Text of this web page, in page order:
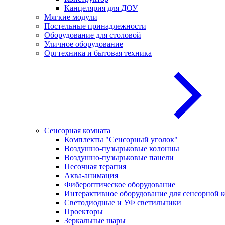
Канцелярия для ДОУ
Мягкие модули
Постельные принадлежности
Оборудование для столовой
Уличное оборудование
Оргтехника и бытовая техника
Сенсорная комната
Комплекты "Сенсорный уголок"
Воздушно-пузырьковые колонны
Воздушно-пузырьковые панели
Песочная терапия
Аква-анимация
Фибероптическое оборудование
Интерактивное оборудование для сенсорной
Светодиодные и УФ светильники
Проекторы
Зеркальные шары